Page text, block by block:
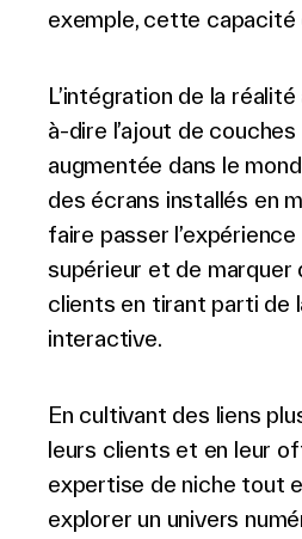
exemple, cette capacité
L’intégration de la
à-dire l’ajout de
augmentée dans le
des écrans installés en
faire passer l’expérience
supérieur et de marquer
clients en tirant parti de
interactive.
En cultivant des liens
leurs clients et en leur
expertise de niche tout
explorer un univers